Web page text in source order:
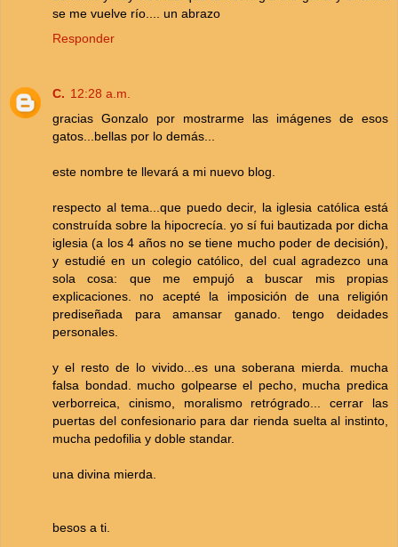
se me vuelve río.... un abrazo
Responder
C. 12:28 a.m.
gracias Gonzalo por mostrarme las imágenes de esos
gatos...bellas por lo demás...
este nombre te llevará a mi nuevo blog.
respecto al tema...que puedo decir, la iglesia católica está
construída sobre la hipocrecía. yo sí fui bautizada por dicha
iglesia (a los 4 años no se tiene mucho poder de decisión),
y estudié en un colegio católico, del cual agradezco una
sola cosa: que me empujó a buscar mis propias
explicaciones. no acepté la imposición de una religión
prediseñada para amansar ganado. tengo deidades
personales.
y el resto de lo vivido...es una soberana mierda. mucha
falsa bondad. mucho golpearse el pecho, mucha predica
verborreica, cinismo, moralismo retrógrado... cerrar las
puertas del confesionario para dar rienda suelta al instinto,
mucha pedofilia y doble standar.
una divina mierda.
besos a ti.